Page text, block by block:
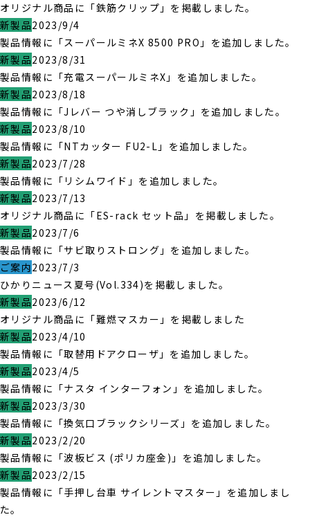
オリジナル商品に「鉄筋クリップ」を掲載しました。
新製品2023/9/4
製品情報に「スーパールミネX 8500 PRO」を追加しました。
新製品2023/8/31
製品情報に「充電スーパールミネX」を追加しました。
新製品2023/8/18
製品情報に「Jレバー つや消しブラック」を追加しました。
新製品2023/8/10
製品情報に「NTカッター FU2-L」を追加しました。
新製品2023/7/28
製品情報に「リシムワイド」を追加しました。
新製品2023/7/13
オリジナル商品に「ES-rack セット品」を掲載しました。
新製品2023/7/6
製品情報に「サビ取りストロング」を追加しました。
ご案内2023/7/3
ひかりニュース夏号(Vol.334)を掲載しました。
新製品2023/6/12
オリジナル商品に「難燃マスカー」を掲載しました
新製品2023/4/10
製品情報に「取替用ドアクローザ」を追加しました。
新製品2023/4/5
製品情報に「ナスタ インターフォン」を追加しました。
新製品2023/3/30
製品情報に「換気口ブラックシリーズ」を追加しました。
新製品2023/2/20
製品情報に「波板ビス (ポリカ座金)」を追加しました。
新製品2023/2/15
製品情報に「手押し台車 サイレントマスター」を追加しまし
た。